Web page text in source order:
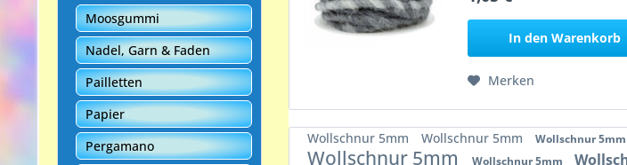
Moosgummi
Nadel, Garn & Faden
Pailletten
Papier
Pergamano
In den Warenkorb
Merken
Wollschnur 5mm Wollschnur 5mm Wollschnur 5mm
Wollschnur 5mm Wollschnur 5mm